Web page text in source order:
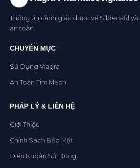
Thông tin cảnh giác dược về Sildenafil
an toàn
CHUYÊN MỤC
Sử Dụng Viagra
An Toàn Tim Mạch
PHÁP LÝ & LIÊN HỆ
Giới Thiệu
Chính Sách Bảo Mật
Điều Khoản Sử Dụng